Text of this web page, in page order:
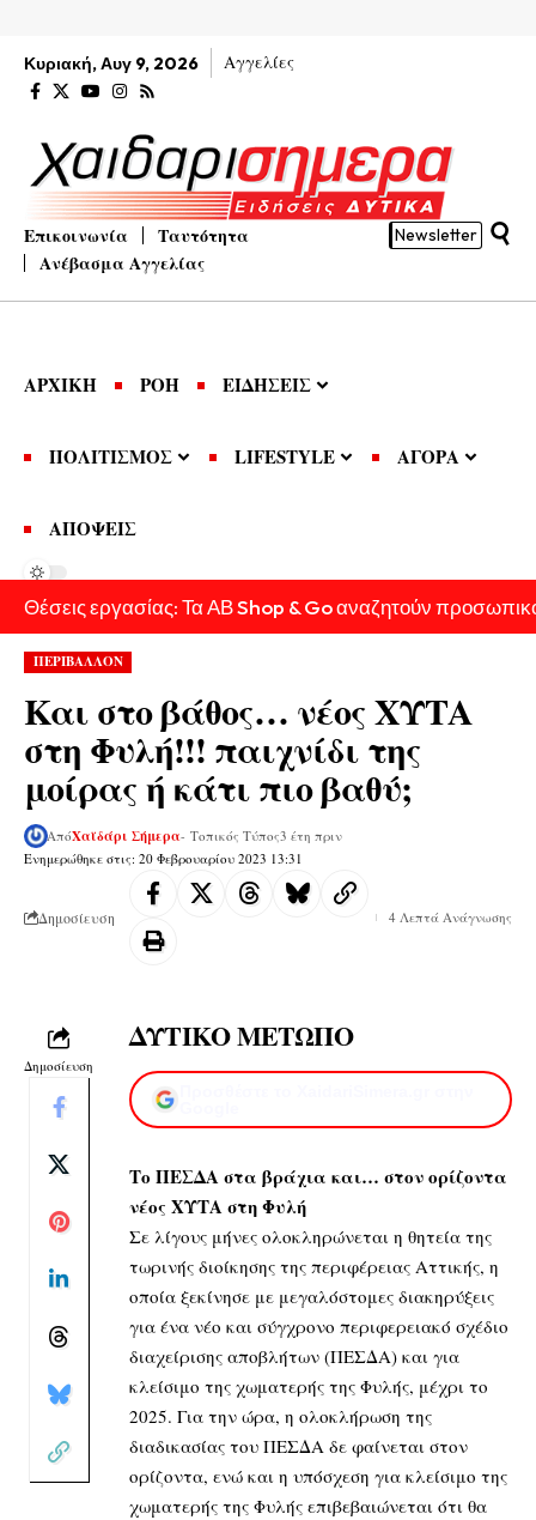
Κυριακή, Αυγ 9, 2026 Αγγελίες
Επικοινωνία
Ταυτότητα
Ανέβασμα Αγγελίας
Newsletter
ΑΡΧΙΚΗ ΡΟΗ ΕΙΔΗΣΕΙΣ
ΠΟΛΙΤΙΣΜΟΣ LIFESTYLE ΑΓΟΡΑ
ΑΠΟΨΕΙΣ
Θέσεις εργασίας: Τα ΑΒ Shop & Go αναζητούν
ΠΕΡΙΒΑΛΛΟΝ
Και στο βάθος… νέος ΧΥΤΑ
στη Φυλή!!! παιχνίδι της
μοίρας ή κάτι πιο βαθύ;
Ενημερώθηκε στις: 20 Φεβρουαρίου 2023 13:31
ΑπόΧαϊδάρι Σήμερα- Τοπικός Τύπος3 έτη πριν
Δημοσίευση 4 Λεπτά Ανάγνωσης
Δημοσίευση
ΔΥΤΙΚΟ ΜΕΤΩΠΟ
Το ΠΕΣΔΑ στα βράχια και… στον ορίζοντα
νέος ΧΥΤΑ στη Φυλή
Σε λίγους μήνες ολοκληρώνεται η θητεία της
τωρινής διοίκησης της περιφέρειας Αττικής, η
οποία ξεκίνησε με μεγαλόστομες διακηρύξεις
για ένα νέο και σύγχρονο περιφερειακό σχέδιο
διαχείρισης αποβλήτων (ΠΕΣΔΑ) και για
κλείσιμο της χωματερής της Φυλής, μέχρι το
2025. Για την ώρα, η ολοκλήρωση της
διαδικασίας του ΠΕΣΔΑ δε φαίνεται στον
ορίζοντα, ενώ και η υπόσχεση για κλείσιμο της
χωματερής της Φυλής επιβεβαιώνεται ότι θα